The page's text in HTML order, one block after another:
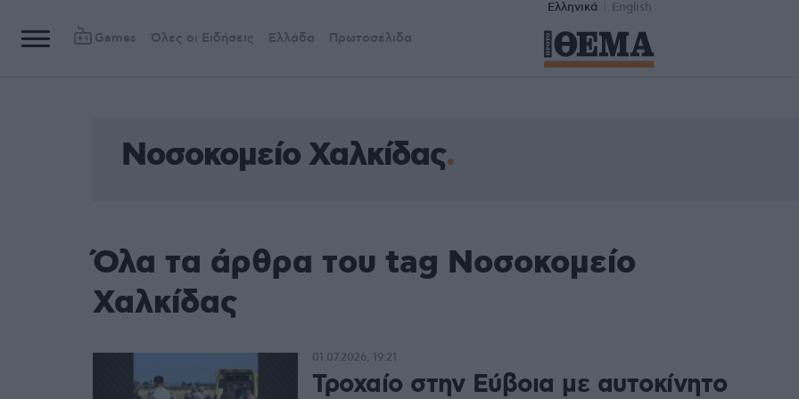
Ελληνικά English
Games Όλες οι Ειδήσεις Ελλάδα Πρωτοσέλιδα
Νοσοκομείο Χαλκίδας
Όλα τα άρθρα του tag Νοσοκομείο
Χαλκίδας
Τροχαίο στην Εύβοια με αυτοκίνητο
01.07.2026, 19:21